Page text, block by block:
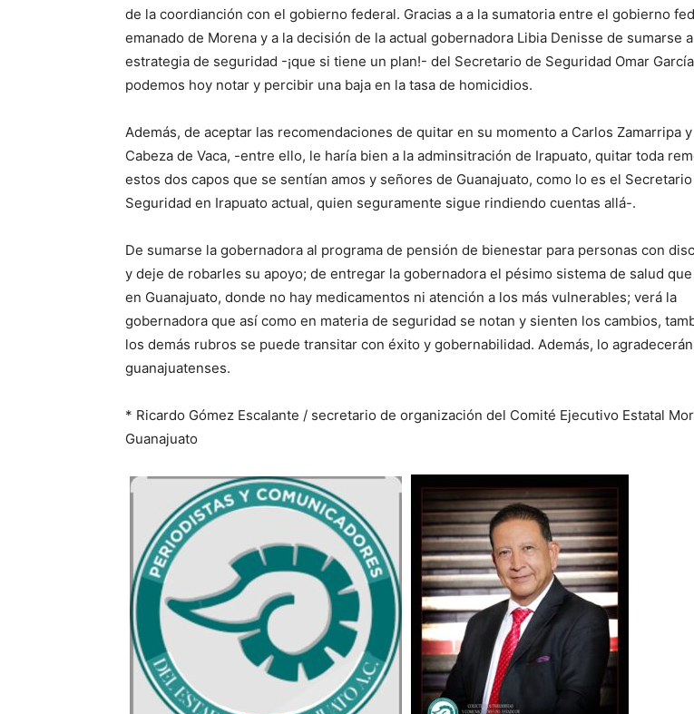
de la coordianción con el gobierno federal. Gracias a a la sumatoria entre el gobierno
emanado de Morena y a la decisión de la actual gobernadora Libia Denisse de sumarse
estrategia de seguridad -¡que si tiene un plan!- del Secretario de Seguridad Omar
podemos hoy notar y percibir una baja en la tasa de homicidios.
Además, de aceptar las recomendaciones de quitar en su momento a Carlos Zamarripa
Cabeza de Vaca, -entre ello, le haría bien a la adminsitración de Irapuato, quitar toda
estos dos capos que se sentían amos y señores de Guanajuato, como lo es el
Seguridad en Irapuato actual, quien seguramente sigue rindiendo cuentas allá-.
De sumarse la gobernadora al programa de pensión de bienestar para personas con
y deje de robarles su apoyo; de entregar la gobernadora el pésimo sistema de salud
en Guanajuato, donde no hay medicamentos ni atención a los más vulnerables; verá la
gobernadora que así como en materia de seguridad se notan y sienten los cambios,
los demás rubros se puede transitar con éxito y gobernabilidad. Además, lo
guanajuatenses.
* Ricardo Gómez Escalante / secretario de organización del Comité Ejecutivo Estatal
Guanajuato